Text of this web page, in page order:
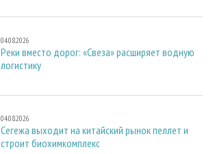
04.08.2026
Реки вместо дорог: «Свеза» расширяет водную
логистику
04.08.2026
Сегежа выходит на китайский рынок пеллет и
строит биохимкомплекс